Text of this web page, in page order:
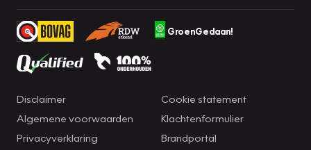
GroenGedaan!
Disclaimer
Algemene voorwaarden
Privacyverklaring
Cookie statement
Klachtenformulier
Brandportal